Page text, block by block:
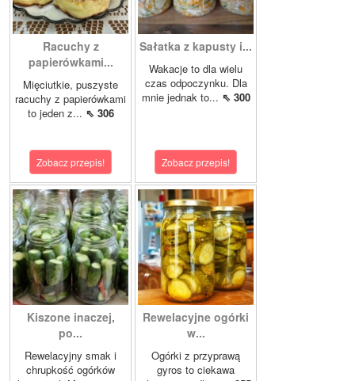
Racuchy z
papierówkami...
Mięciutkie, puszyste
racuchy z papierówkami
to jeden z... ⇖ 306
Zobacz przepis!
Sałatka z kapusty i...
Wakacje to dla wielu
czas odpoczynku. Dla
mnie jednak to... ⇖ 300
Zobacz przepis!
Kiszone inaczej,
po...
Rewelacyjny smak i
chrupkość ogórków
Rewelacyjne ogórki
w...
Ogórki z przyprawą
gyros to ciekawa